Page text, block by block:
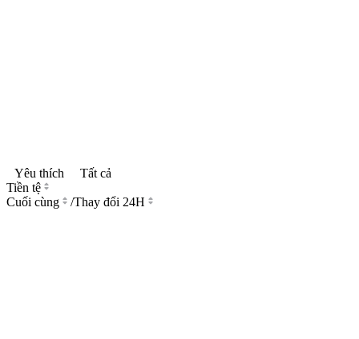
Yêu thích
Tất cả
Tiền tệ
Cuối cùng
/Thay đổi 24H